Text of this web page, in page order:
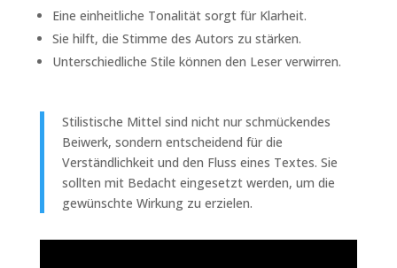
Eine einheitliche Tonalität sorgt für Klarheit.
Sie hilft, die Stimme des Autors zu stärken.
Unterschiedliche Stile können den Leser verwirren.
Stilistische Mittel sind nicht nur schmückendes
Beiwerk, sondern entscheidend für die
Verständlichkeit und den Fluss eines Textes. Sie
sollten mit Bedacht eingesetzt werden, um die
gewünschte Wirkung zu erzielen.